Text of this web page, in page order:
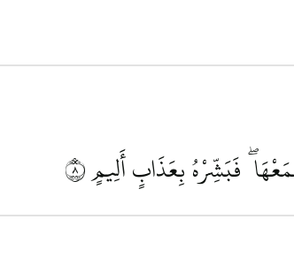
فَبَشِّرْهُ بِعَذَابٍ أَلِيمٍ٨